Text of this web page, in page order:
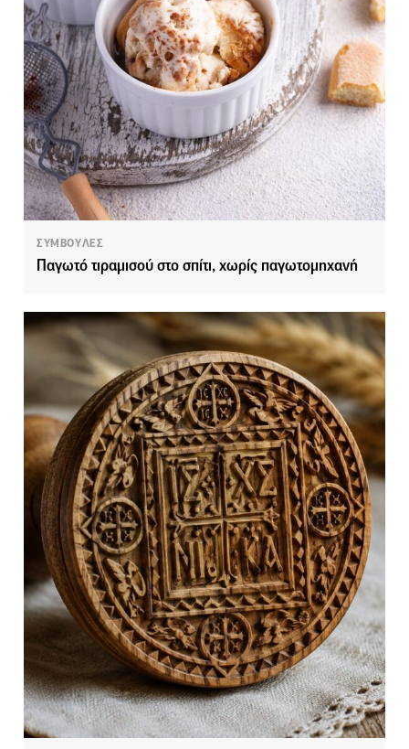
ΣΥΜΒΟΥΛΕΣ
Παγωτό τιραμισού στο σπίτι, χωρίς παγωτομηχανή